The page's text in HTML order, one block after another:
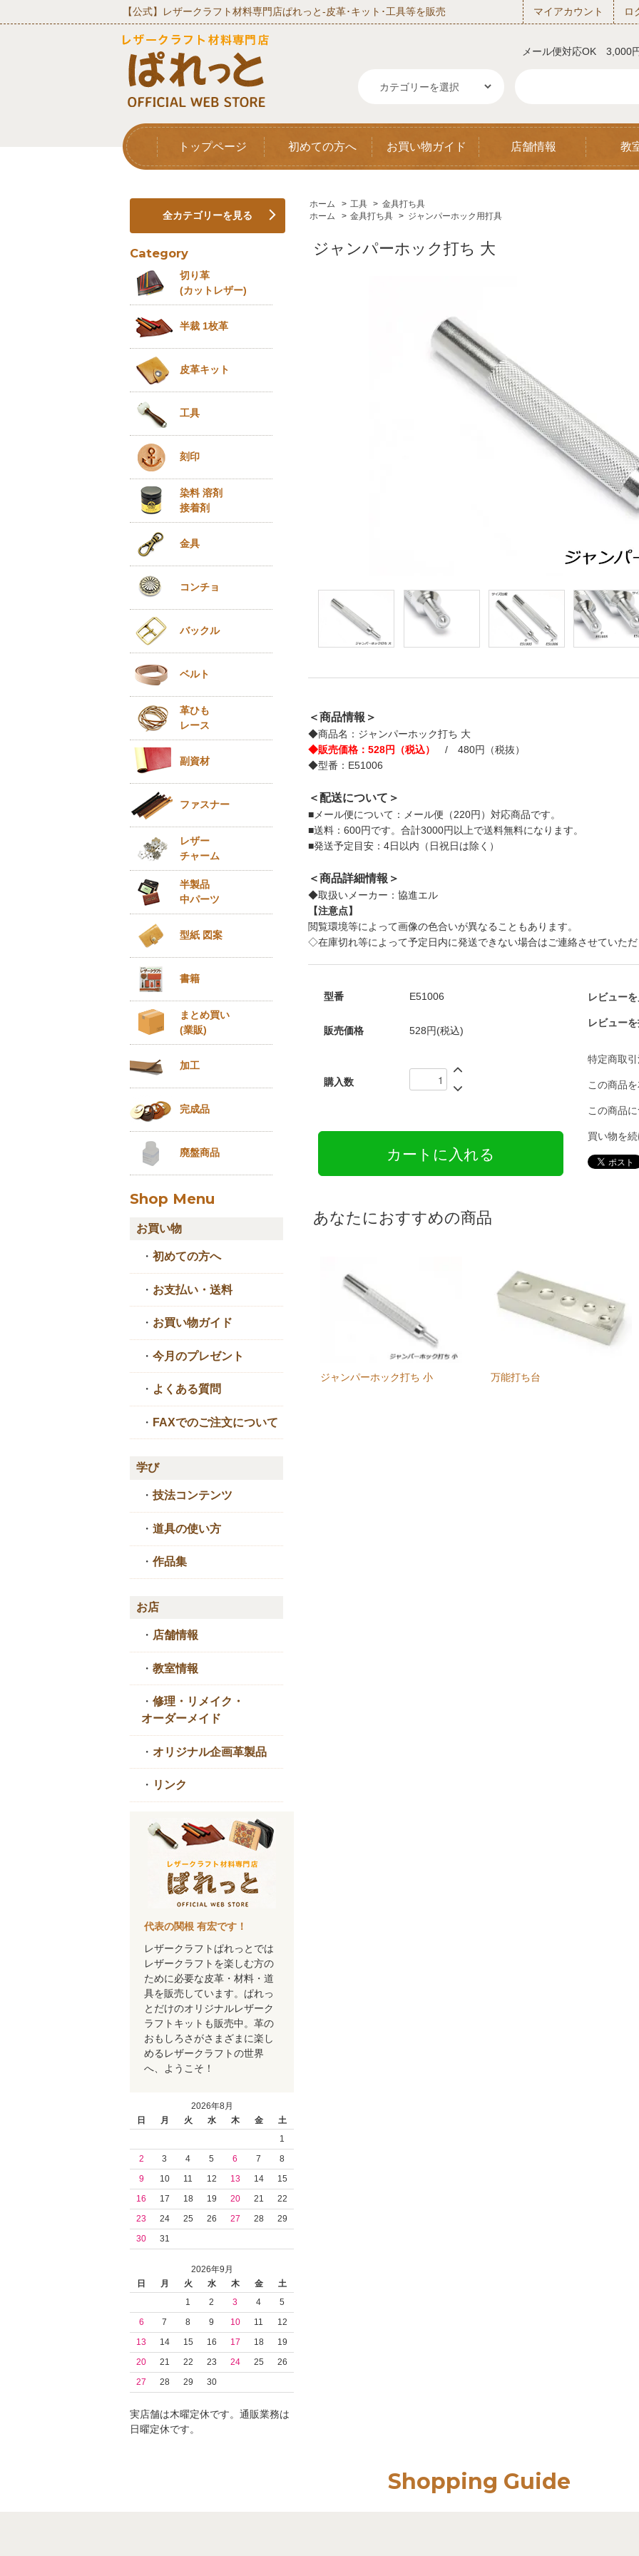
【公式】レザークラフト材料専門店ぱれっと‐皮革･キット･工具等を販売 マイアカウント ロ
メール便対応OK 3,000
トップページ 初めての方へ お買い物ガイド 店舗情報 教
ホーム > 工具 > 金具打ち具
ホーム
> 金具打ち具 > ジャンパーホック用打具
ジャンパーホック打ち 大
＜商品情報＞
◆商品名：ジャンパーホック打ち 大
◆販売価格：528円（税込）
/ 480円（税抜）
◆型番：E51006
＜配送について＞
■メール便について：メール便（220円）対応商品です。
■送料：600円です。合計3000円以上で送料無料になります。
■発送予定目安：4日以内（日祝日は除く）
＜商品詳細情報＞
◆取扱いメーカー：協進エル
【注意点】
閲覧環境等によって画像の色合いが異なることもあります。
◇在庫切れ等によって予定日内に発送できない場合はご連絡させていた
型番 E51006
販売価格 528円(税込)
購入数
レビュー
レビュー
特定商取
この商品
この商品
買い物を
あなたにおすすめの商品
ジャンパーホック打ち 小 万能打ち台
全カテゴリーを見る
Category
切り革
(カットレザー)
半裁 1枚革
皮革キット
工具
刻印
染料 溶剤
接着剤
金具
コンチョ
バックル
ベルト
革ひも
レース
副資材
ファスナー
レザー
チャーム
半製品
中パーツ
型紙 図案
書籍
まとめ買い
(業販)
加工
完成品
廃盤商品
Shop Menu
お買い物
・ 初めての方へ
・ お支払い・送料
・ お買い物ガイド
・ 今月のプレゼント
・ よくある質問
・ FAXでのご注文について
学び
・ 技法コンテンツ
・ 道具の使い方
・ 作品集
お店
・ 店舗情報
・ 教室情報
・ 修理・リメイク・
オーダーメイド
・ オリジナル企画革製品
・ リンク
代表の関根 有宏です！
レザークラフトぱれっとでは
レザークラフトを楽しむ方の
ために必要な皮革・材料・道
具を販売しています。ぱれっ
とだけのオリジナルレザーク
ラフトキットも販売中。革の
おもしろさがさまざまに楽し
めるレザークラフトの世界
へ、ようこそ！
2026年8月
日
月 火 水 木 金
土
1
2
3 4 5 6 7
8
9
10 11 12 13 14
15
16
17 18 19 20 21
22
23
24 25 26 27 28
29
30
31
2026年9月
日
月 火 水 木 金
土
1
2 3 4
5
6
7 8 9 10 11
12
13
14 15 16 17 18
19
20
21 22 23 24 25
26
27
28 29 30
実店舗は木曜定休です。通販業務は
日曜定休です。
Shopping Guide